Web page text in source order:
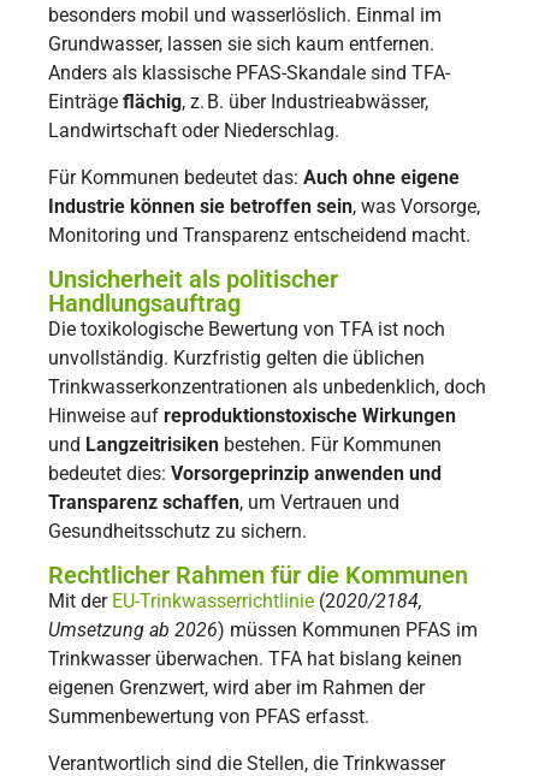
besonders mobil und wasserlöslich. Einmal im
Grundwasser, lassen sie sich kaum entfernen.
Anders als klassische PFAS-Skandale sind TFA-
Einträge flächig, z. B. über Industrieabwässer,
Landwirtschaft oder Niederschlag.
Für Kommunen bedeutet das: Auch ohne eigene
Industrie können sie betroffen sein, was Vorsorge,
Monitoring und Transparenz entscheidend macht.
Unsicherheit als politischer
Handlungsauftrag
Die toxikologische Bewertung von TFA ist noch
unvollständig. Kurzfristig gelten die üblichen
Trinkwasserkonzentrationen als unbedenklich, doch
Hinweise auf reproduktionstoxische Wirkungen
und Langzeitrisiken bestehen. Für Kommunen
bedeutet dies: Vorsorgeprinzip anwenden und
Transparenz schaffen, um Vertrauen und
Gesundheitsschutz zu sichern.
Rechtlicher Rahmen für die Kommunen
Mit der EU-Trinkwasserrichtlinie (2020/2184,
Umsetzung ab 2026) müssen Kommunen PFAS im
Trinkwasser überwachen. TFA hat bislang keinen
eigenen Grenzwert, wird aber im Rahmen der
Summenbewertung von PFAS erfasst.
Verantwortlich sind die Stellen, die Trinkwasser